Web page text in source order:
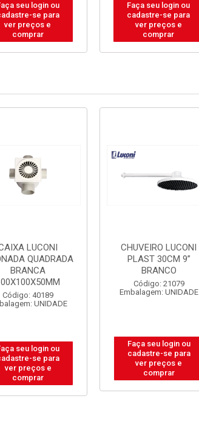
seu login ou
se para
ver preços e
comprar
Faça seu login ou
cadastre-se para
ver preços e
comprar
LUCONI
QUADRADA
BRANCA
Código: 40189
UNIDADE
seu login ou
se para
ver preços e
comprar
CHUVEIRO LUCONI
PLAST 30CM 9”
BRANCO
Código: 21079
Embalagem: UNIDADE
Faça seu login ou
cadastre-se para
ver preços e
comprar